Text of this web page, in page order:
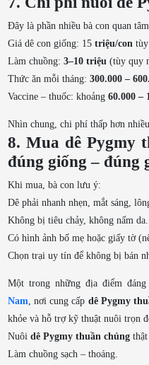
Đây là phần nhiều bà con quan
Giá dê con giống: 15triệu/con
Làm chuồng: 3–10 triệu (tùy quy
Thức ăn mỗi tháng: 300.000 –
Vaccine – thuốc: khoảng 60.000 –
Nhìn chung, chi phí thấp hơn
8. Mua dê Pygmy
đúng giống – đúng
Khi mua, bà con lưu ý:
Dê phải nhanh nhẹn, mắt sáng,
Không bị tiêu chảy, không nấm da.
Có hình ảnh bố mẹ hoặc giấy tờ
Chọn trại uy tín để không bị bán
Một trong những địa điểm
Nam , nơi cung cấp dê Pygmy
khỏe và hỗ trợ kỹ thuật nuôi trọn
Nuôi dê Pygmy thuần chủngthật
Làm chuồng sạch – thoáng.